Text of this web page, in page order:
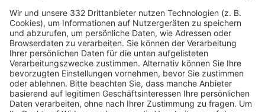
HÄUFIG BESUCHTE SEITEN
Pässe und Vereinswechsel
Trainerausbildung
Schulungsangebot Vereinsmitarbeiter
BFV-Geschäftsstellen
Trainerbörse